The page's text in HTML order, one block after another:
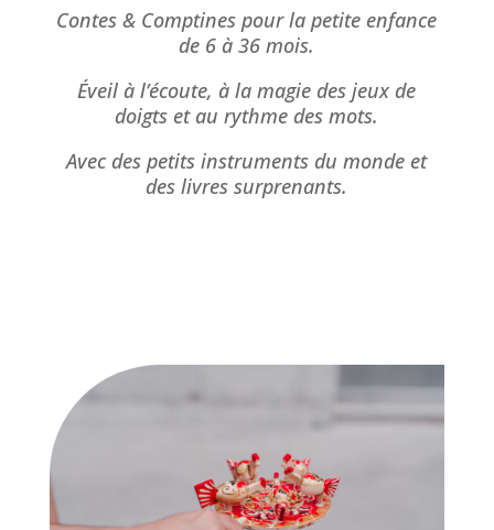
Contes & Comptines pour la petite enfance
de 6 à 36 mois.
Éveil à l’écoute, à la magie des jeux de
doigts et au rythme des mots.
Avec des petits instruments du monde et
des livres surprenants.